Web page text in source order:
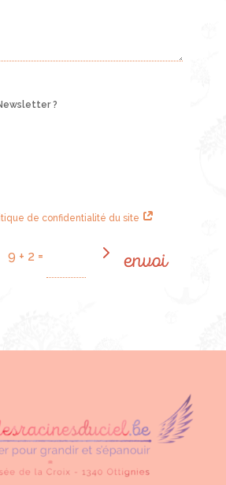
?
de confidentialité du site
9 + 2 = envoi